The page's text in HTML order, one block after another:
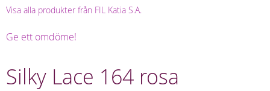
Visa alla produkter från FIL Katia S.A.
Ge ett omdöme!
Silky Lace 164 rosa